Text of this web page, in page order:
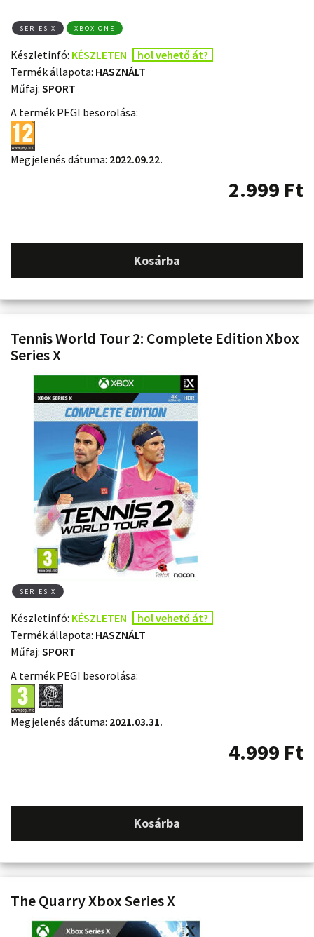
SERIES X XBOX ONE
Készletinfó: KÉSZLETEN
hol vehető át?
Termék állapota: HASZNÁLT
Műfaj: SPORT
A termék PEGI besorolása:
Megjelenés dátuma: 2022.09.22.
2.999 Ft
Kosárba
Tennis World Tour 2: Complete Edition Xbox
Series X
SERIES X
Készletinfó: KÉSZLETEN
hol vehető át?
Termék állapota: HASZNÁLT
Műfaj: SPORT
A termék PEGI besorolása:
Megjelenés dátuma: 2021.03.31.
4.999 Ft
Kosárba
The Quarry Xbox Series X